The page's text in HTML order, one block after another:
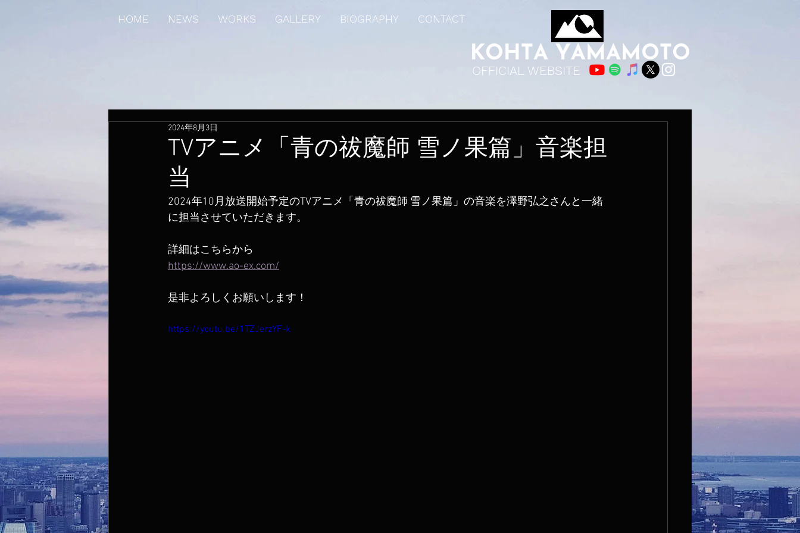
HOME NEWS WORKS GALLERY BIOGRAPHY CONTACT
OFFICIAL WEBSITE
TVアニメ「青の祓魔師 雪ノ果篇」音楽担
当
2024年8月3日
2024年10月放送開始予定のTVアニメ「青の祓魔師 雪ノ果篇」の音楽を澤野弘之さんと一緒
に担当させていただきます。
詳細はこちらから
https://www.ao-ex.com/
是非よろしくお願いします！
https://youtu.be/1TZJerzYF-k